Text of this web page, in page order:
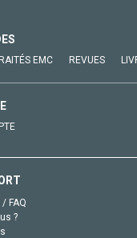
EMC REVUES
FAQ
?